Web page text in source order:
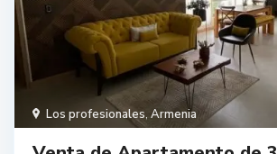
Los profesionales, Armenia